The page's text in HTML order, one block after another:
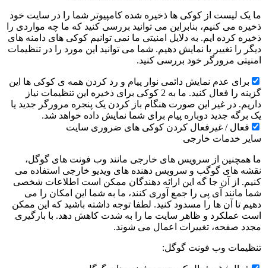
ما یک لیست از کوکی ها ذخیره شده کامپیوتر شما را در سایت خود
ذخیره می کنیم، بنابراین می توانید بررسی کنید که ما چه مواردی را
ذخیره کرده ایم. به دلایل امنیتی ما نمی توانیم کوکی های دامنه های
دیگر را تغییر یا نمایش دهیم. شما می توانید این مورد را در تنظیمات
امنیتی مرورگر خود بررسی کنید.
برای عدم نمایش دائمی نوار پیام و رد کردن همه ی کوکی ها این
گزینه را فعال کنید. ما به 2 کوکی برای ذخیره این تنظیمات نیاز
داریم. در غیر این صورت هنگام باز کردن یک پنجره مرورگر جدید یا
یک برگه جدید دوباره پیام برای شما نمایش داده خواهد شد.
فعال / غیرفعال کردن کوکی های ضروری سایت
سایر خدمات خارجی
ما همچنین از سرویس های خارجی مانند وب فونت های گوگل،
نقشه های گوگب و سرویس دهنده های ویدیو خارجی استفاده می
کنیم. از آن جا گه این ارائه دهندگان ممکن است اطلاعات شخصی
شما مانند آی پی را جمع آوری کنند، ما به شما این امکان را می
دهیم تا آن ها را مسدود کنید. لطفا توجه داشته باشید که این ممکن
است عملکرد و ظاهر سایت ما را به شدت کاهش دهد. با بارگیری
مجدد صفحه، تغییرات اعمال می شوند.
تنظیمات وب فونت گوگل: